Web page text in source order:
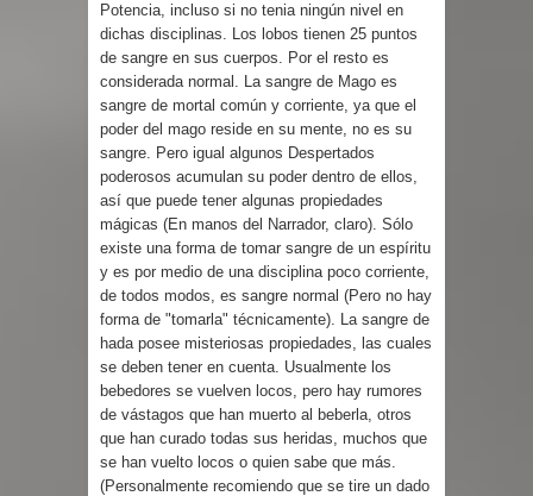
Potencia, incluso si no tenia ningún nivel en
dichas disciplinas. Los lobos tienen 25 puntos
de sangre en sus cuerpos. Por el resto es
considerada normal. La sangre de Mago es
sangre de mortal común y corriente, ya que el
poder del mago reside en su mente, no es su
sangre. Pero igual algunos Despertados
poderosos acumulan su poder dentro de ellos,
así que puede tener algunas propiedades
mágicas (En manos del Narrador, claro). Sólo
existe una forma de tomar sangre de un espíritu
y es por medio de una disciplina poco corriente,
de todos modos, es sangre normal (Pero no hay
forma de "tomarla" técnicamente). La sangre de
hada posee misteriosas propiedades, las cuales
se deben tener en cuenta. Usualmente los
bebedores se vuelven locos, pero hay rumores
de vástagos que han muerto al beberla, otros
que han curado todas sus heridas, muchos que
se han vuelto locos o quien sabe que más.
(Personalmente recomiendo que se tire un dado